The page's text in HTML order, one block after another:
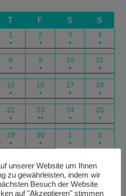
T F S S
1
●
2
●
3
●
4
●
8
●
9
●
10
●
11
●
15
●
16
●
17
●
18
●
22
●
23
●●
24
●
25
●
29
●
30
●
1
●
2
●
Export
for
Google
Export
for
Outlook
unserer Website um Ihnen
zu gewährleisten, indem wir
Besuch der Website
auf "Akzeptieren" stimmen